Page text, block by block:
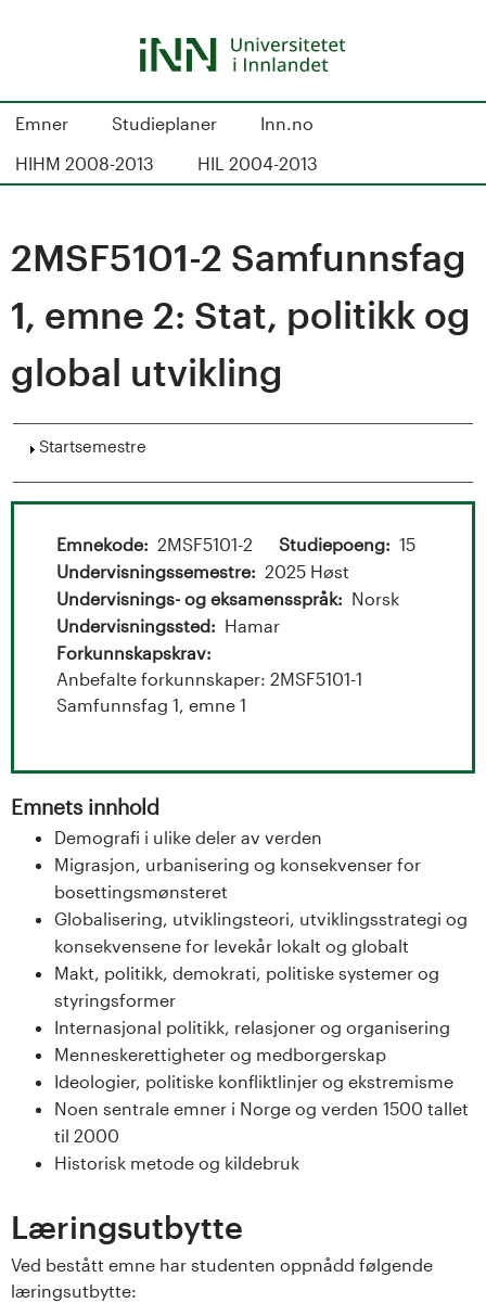
S
d
k
t
n
e
t
Emner Studieplaner
Inn.no
HIHM 2008-2013
HIL 2004-2013
2MSF5101-2 Samfunnsfag
1, emne 2: Stat, politikk og
global utvikling
Vis
Startsemestre
Emnekode 2MSF5101-2 Studiepoeng
15
Undervisningssemestre
2025 Høst
Undervisnings- og eksamensspråk
Norsk
Undervisningssted
Hamar
Forkunnskapskrav
Anbefalte forkunnskaper: 2MSF5101-1
Samfunnsfag 1, emne 1
Emnets innhold
Demografi i ulike deler av verden
Migrasjon, urbanisering og konsekvenser for
bosettingsmønsteret
Globalisering, utviklingsteori, utviklingsstrategi og
konsekvensene for levekår lokalt og globalt
Makt, politikk, demokrati, politiske systemer og
styringsformer
Internasjonal politikk, relasjoner og organisering
Menneskerettigheter og medborgerskap
Ideologier, politiske konfliktlinjer og ekstremisme
Noen sentrale emner i Norge og verden 1500 tallet
til 2000
Historisk metode og kildebruk
Læringsutbytte
Ved bestått emne har studenten oppnådd følgende
læringsutbytte: